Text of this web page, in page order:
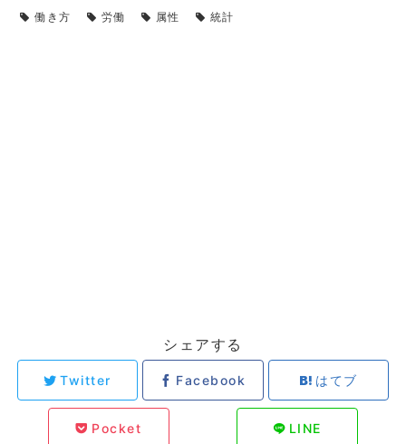
働き方
労働 属性 統計
シェアする
Twitter Facebook はてブ
Pocket LINE